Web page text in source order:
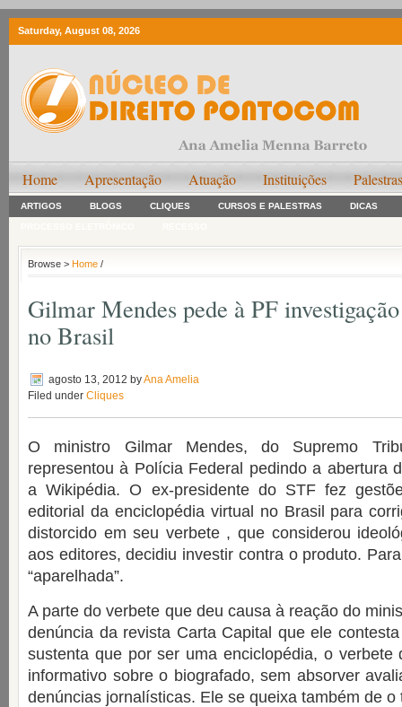
Saturday, August 08, 2026
Home Apresentação Atuação Instituições Palestras
ARTIGOS BLOGS CLIQUES CURSOS E PALESTRAS DICAS
Browse > Home /
Gilmar Mendes pede à PF
no Brasil
agosto 13, 2012 byAna Amelia
Filed under Cliques
O ministro Gilmar Mendes, do Supremo
representou à Polícia Federal pedindo a abertura
a Wikipédia. O ex-presidente do STF fez
editorial da enciclopédia virtual no Brasil para
distorcido em seu verbete , que considerou
aos editores, decidiu investir contra o produto.
“aparelhada”.
A parte do verbete que deu causa à reação do
denúncia da revista Carta Capital que ele
sustenta que por ser uma enciclopédia, o verbete
informativo sobre o biografado, sem absorver
denúncias jornalísticas. Ele se queixa também de